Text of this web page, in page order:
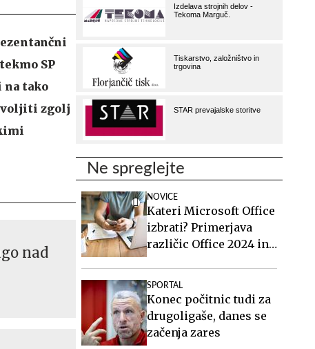
SP
na tako
zgolj
nad
Ne spreglejte
NOVICE
Kateri Microsoft Office
izbrati? Primerjava
različic Office 2024 in
SPORTAL
Konec počitnic tudi za
drugoligaše, danes se
začenja zares